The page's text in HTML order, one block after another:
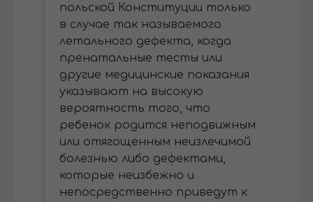
польской Конституции только
в случае так называемого
летального дефекта, когда
пренатальные тесты или
другие медицинские показания
указывают на высокую
вероятность того, что
ребенок родится неподвижным
или отягощенным неизлечимой
болезнью либо дефектами,
которые неизбежно и
непосредственно приведут к